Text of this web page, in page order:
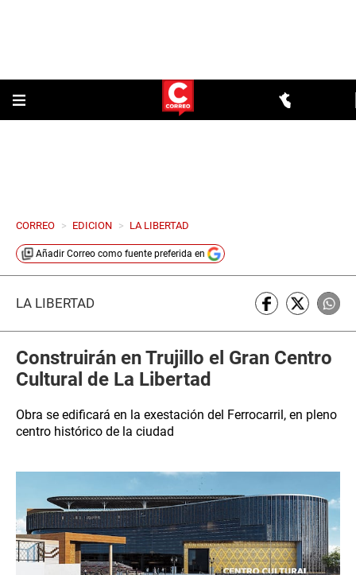
CORREO > EDICION > LA LIBERTAD
Añadir Correo como fuente preferida en
LA LIBERTAD
Construirán en Trujillo el Gran Centro
Cultural de La Libertad
Obra se edificará en la exestación del Ferrocarril, en pleno
centro histórico de la ciudad